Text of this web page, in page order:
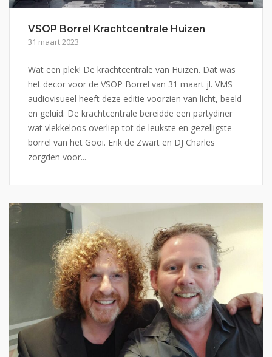
VSOP Borrel Krachtcentrale Huizen
31 maart 2023
Wat een plek! De krachtcentrale van Huizen. Dat was
het decor voor de VSOP Borrel van 31 maart jl. VMS
audiovisueel heeft deze editie voorzien van licht, beeld
en geluid. De krachtcentrale bereidde een partydiner
wat vlekkeloos overliep tot de leukste en gezelligste
borrel van het Gooi. Erik de Zwart en DJ Charles
zorgden voor...